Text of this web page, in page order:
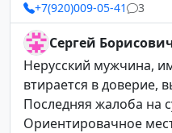
+7(920)009-05-41 3
Сергей
Нерусский мужчина,
втирается в доверие,
Последняя жалоба на
Ориентировачное